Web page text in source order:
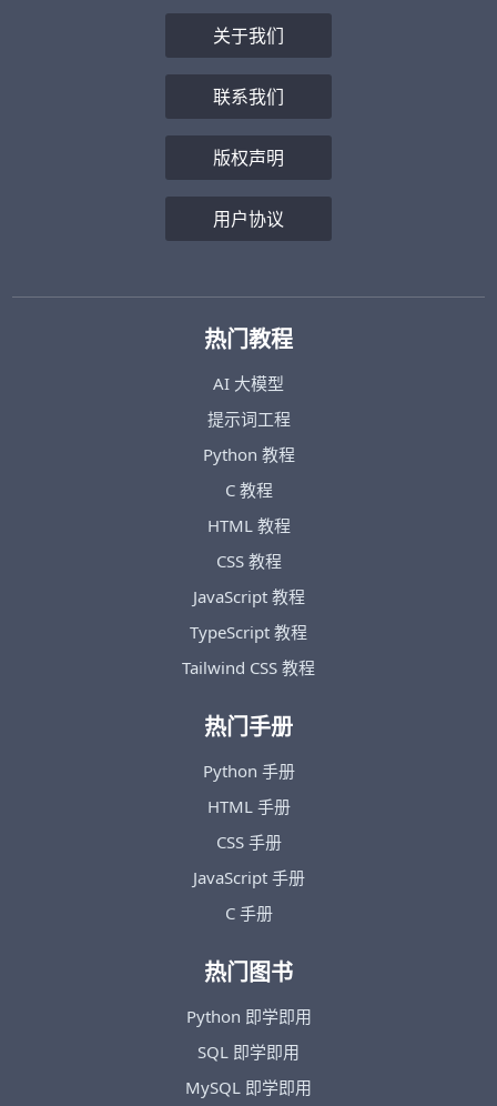
关于我们
联系我们
版权声明
用户协议
热门教程
AI 大模型
提示词工程
Python 教程
C 教程
HTML 教程
CSS 教程
JavaScript 教程
TypeScript 教程
Tailwind CSS 教程
热门手册
Python 手册
HTML 手册
CSS 手册
JavaScript 手册
C 手册
热门图书
Python 即学即用
SQL 即学即用
MySQL 即学即用